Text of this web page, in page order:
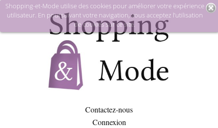
Contactez-nous
Connexion
Shopping-et-Mode utilise des cookies pour améliorer votre expérience
utilisateur. En poursuivant votre navigation, vous acceptez l’utilisation
de cookies sur ce site.